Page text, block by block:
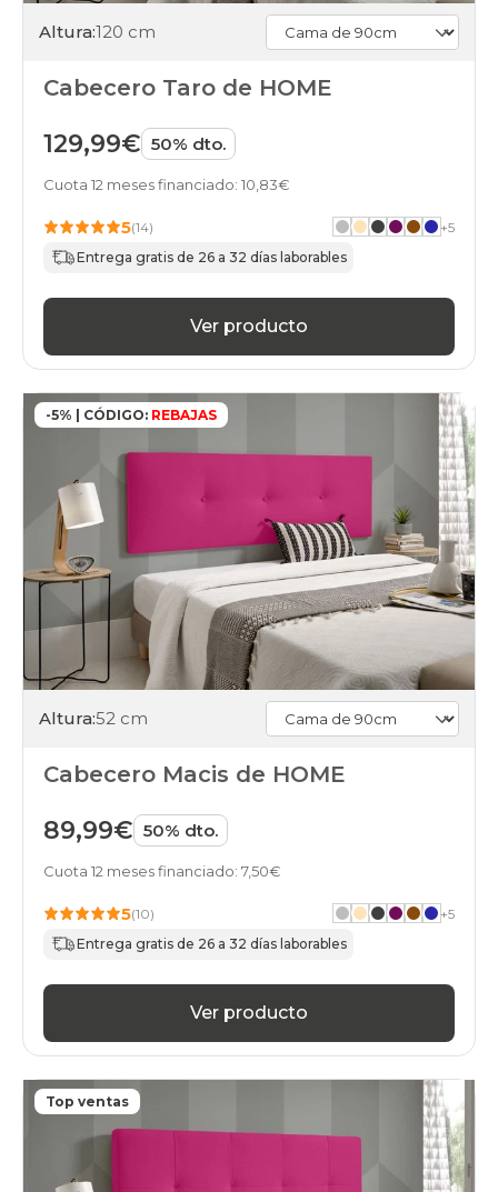
Altura:120 cm
Cabecero Taro de HOME
129,99€ 50% dto.
Cuota 12 meses financiado: 10,83€
5(14) +5
Entrega gratis de 26 a 32 días laborables
Ver producto
-5% | CÓDIGO: REBAJAS
Altura:52 cm
Cabecero Macis de HOME
89,99€ 50% dto.
Cuota 12 meses financiado: 7,50€
5(10) +5
Entrega gratis de 26 a 32 días laborables
Ver producto
Top ventas